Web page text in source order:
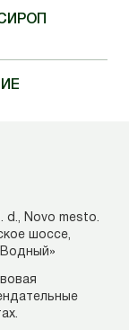
d., Novo mesto.
шоссе,